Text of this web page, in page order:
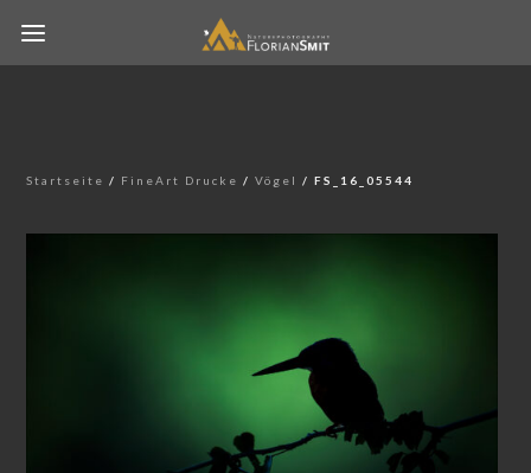
Startseite / FineArt Drucke /Vögel / FS_16_05544